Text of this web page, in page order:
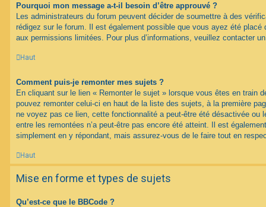
Pourquoi mon message a-t-il besoin d’être approuvé ?
Les administrateurs du forum peuvent décider de soumettre à des
rédigez sur le forum. Il est également possible que vous ayez été placé
aux permissions limitées. Pour plus d’informations, veuillez contacter
Haut
Comment puis-je remonter mes sujets ?
En cliquant sur le lien « Remonter le sujet » lorsque vous êtes en train
pouvez remonter celui-ci en haut de la liste des sujets, à la première
ne voyez pas ce lien, cette fonctionnalité a peut-être été désactivée ou
entre les remontées n’a peut-être pas encore été atteint. Il est
simplement en y répondant, mais assurez-vous de le faire tout en
Haut
Mise en forme et types de sujets
Qu’est-ce que le BBCode ?